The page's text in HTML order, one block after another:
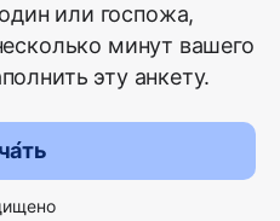
или госпожа,
минут вашего
эту анкету.